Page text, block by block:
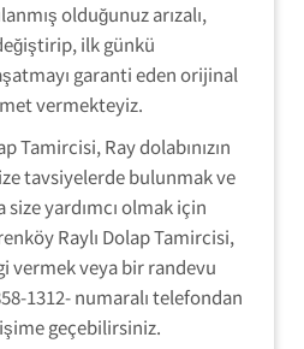
olduğunuz arızalı,
ilk günkü
garanti eden orijinal
vermekteyiz.
Tamircisi, Ray dolabınızın
tavsiyelerde bulunmak ve
size yardımcı olmak için
Raylı Dolap Tamircisi,
vermek veya bir randevu
1312- numaralı telefondan
geçebilirsiniz.